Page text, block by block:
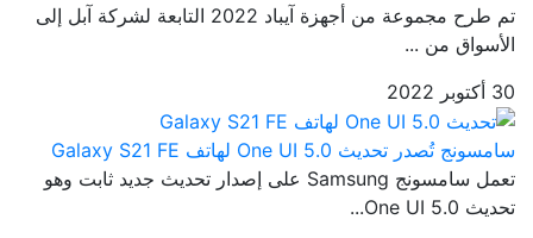
تم طرح مجموعة من أجهزة آيباد 2022 التابعة لشركة آبل إلى
الأسواق من ...
30 أكتوبر 2022
سامسونج تُصدر تحديث One UI 5.0 لهاتف Galaxy S21 FE
تعمل سامسونج Samsung على إصدار تحديث جديد ثابت وهو
تحديث One UI 5.0...